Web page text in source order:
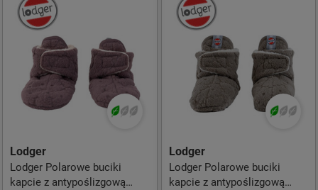
Lodger
Lodger Polarowe buciki
kapcie z antypoślizgową
Lodger
Lodger Polarowe buciki
kapcie z antypoślizgową